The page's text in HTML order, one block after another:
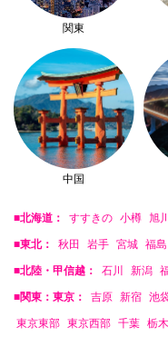
関東
中国
■北海道： すすきの 小樽 旭川
■東北： 秋田 岩手 宮城 福島
■北陸・甲信越： 石川 新潟
■関東：東京： 吉原 新宿 池
東京東部 東京西部 千葉 栃木